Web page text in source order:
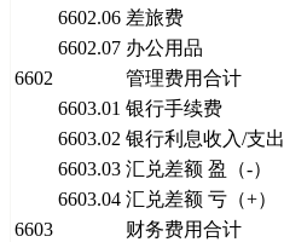
6602.06 差旅费
6602.07 办公用品
6602
管理费用合计
6603.01 银行手续费
6603.02 银行利息收入/支出
6603.03 汇兑差额 盈（-）
6603.04 汇兑差额 亏（+）
6603
财务费用合计